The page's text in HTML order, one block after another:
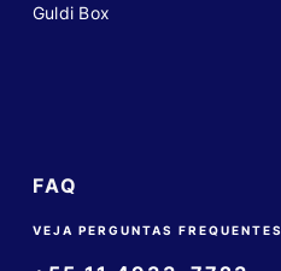
Guldi Box
FAQ
VEJA PERGUNTAS FREQUENTES